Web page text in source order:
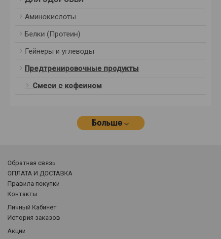
Аминокислоты
Белки (Протеин)
Гейнеры и углеводы
Предтренировочные продукты
Смеси с кофеином
Больше
Обратная связь
ОПЛАТА И ДОСТАВКА
Правила покупки
Контакты
Личный Кабинет
История заказов
Акции